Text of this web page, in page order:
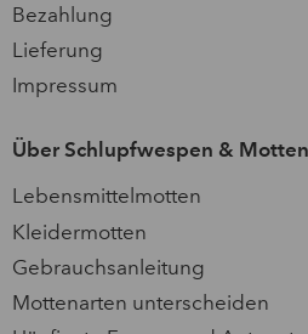
Bezahlung
Lieferung
Impressum
Über Schlupfwespen & Motten
Lebensmittelmotten
Kleidermotten
Gebrauchsanleitung
Mottenarten unterscheiden